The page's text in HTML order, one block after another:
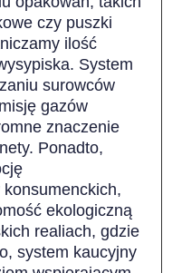
czy puszki
ilość
System
surowców
gazów
znaczenie
Ponadto,
ekologiczną
realiach, gdzie
system kaucyjny